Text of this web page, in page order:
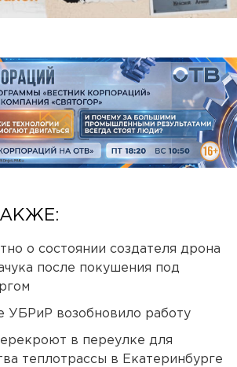
о состоянии создателя дрона
после покушения под
УБРиР возобновило работу
в переулке для
теплотрассы в Екатеринбурге